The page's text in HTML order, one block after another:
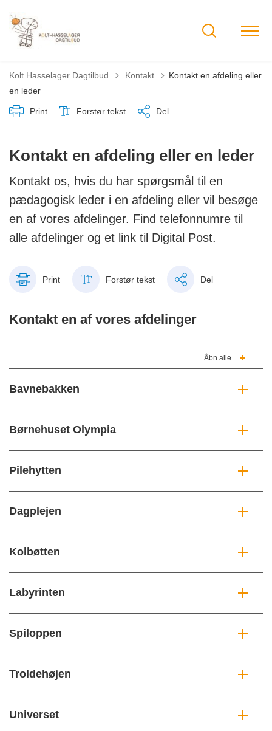
Kolt Hasselager Dagtilbud Tilbage til
Kontakt
Kontakt en afdeling eller
en leder
Print Forstør tekst Del
Kontakt en afdeling eller en leder
Kontakt os, hvis du har spørgsmål til en
pædagogisk leder i en afdeling eller vil besøge
en af vores afdelinger. Find telefonnumre til
alle afdelinger og et link til Digital Post.
Print Forstør tekst Del
Kontakt en af vores afdelinger
Åbn alle
Bavnebakken
Børnehuset Olympia
Pilehytten
Dagplejen
Kolbøtten
Labyrinten
Spiloppen
Troldehøjen
Universet